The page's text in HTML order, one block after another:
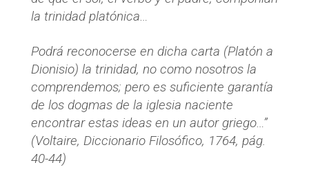
la trinidad platónica…
Podrá reconocerse en dicha carta (Platón a
Dionisio) la trinidad, no como nosotros la
comprendemos; pero es suficiente garantía
de los dogmas de la iglesia naciente
encontrar estas ideas en un autor griego…”
(Voltaire, Diccionario Filosófico, 1764, pág.
40-44)